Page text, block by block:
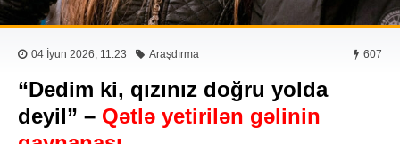
04 İyun 2026, 11:23 Araşdırma 607
“Dedim ki, qızınız doğru yolda
deyil” – Qətlə yetirilən gəlinin